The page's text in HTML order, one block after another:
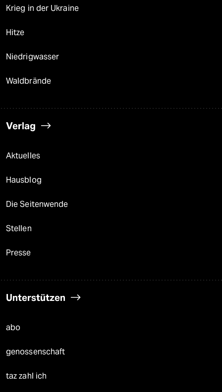
Krieg in der Ukraine
Hitze
Niedrigwasser
Waldbrände
Verlag
Aktuelles
Hausblog
Die Seitenwende
Stellen
Presse
Unterstützen
abo
genossenschaft
taz zahl ich